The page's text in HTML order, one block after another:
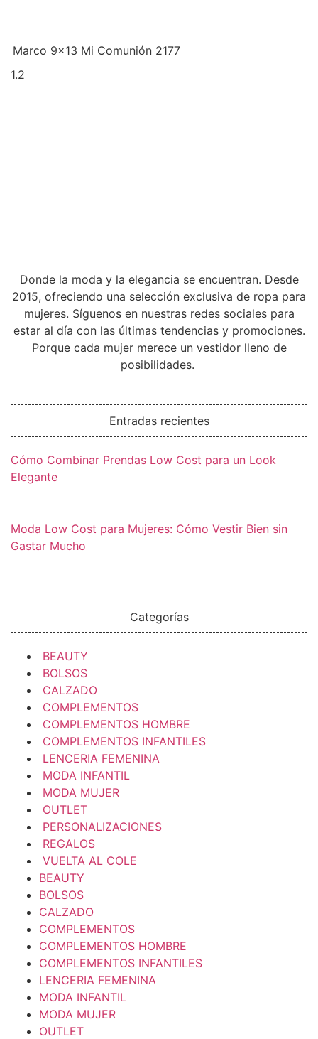
Marco 9×13 Mi Comunión 2177
Donde la moda y la elegancia se encuentran. Desde
2015, ofreciendo una selección exclusiva de ropa para
mujeres. Síguenos en nuestras redes sociales para
estar al día con las últimas tendencias y promociones.
Porque cada mujer merece un vestidor lleno de
posibilidades.
Entradas recientes
Cómo Combinar Prendas Low Cost para un Look
Elegante
Moda Low Cost para Mujeres: Cómo Vestir Bien sin
Gastar Mucho
Categorías
BEAUTY
BOLSOS
CALZADO
COMPLEMENTOS
COMPLEMENTOS HOMBRE
COMPLEMENTOS INFANTILES
LENCERIA FEMENINA
MODA INFANTIL
MODA MUJER
OUTLET
PERSONALIZACIONES
REGALOS
VUELTA AL COLE
BEAUTY
BOLSOS
CALZADO
COMPLEMENTOS
COMPLEMENTOS HOMBRE
COMPLEMENTOS INFANTILES
LENCERIA FEMENINA
MODA INFANTIL
MODA MUJER
OUTLET